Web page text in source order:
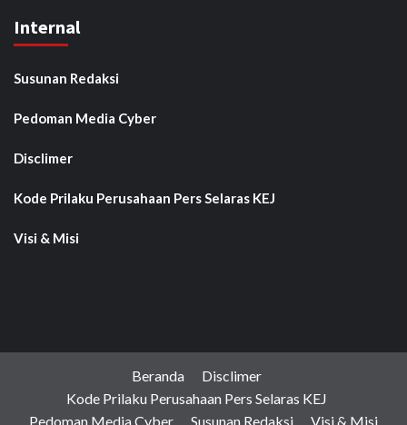
Internal
Susunan Redaksi
Pedoman Media Cyber
Disclimer
Kode Prilaku Perusahaan Pers Selaras KEJ
Visi & Misi
Beranda
Disclimer
Kode Prilaku Perusahaan Pers Selaras KEJ
Pedoman Media Cyber
Susunan Redaksi Visi & Misi